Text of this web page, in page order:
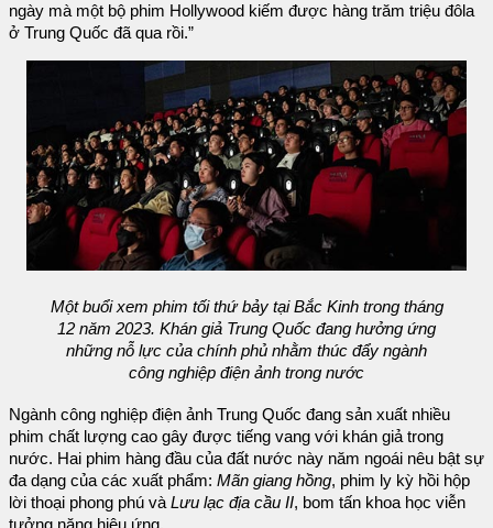
ngày mà một bộ phim Hollywood kiếm được hàng trăm triệu đôla
ở Trung Quốc đã qua rồi.”
Một buổi xem phim tối thứ bảy tại Bắc Kinh trong tháng
12 năm 2023. Khán giả Trung Quốc đang hưởng ứng
những nỗ lực của chính phủ nhằm thúc đẩy ngành
công nghiệp điện ảnh trong nước
Ngành công nghiệp điện ảnh Trung Quốc đang sản xuất nhiều
phim chất lượng cao gây được tiếng vang với khán giả trong
nước. Hai phim hàng đầu của đất nước này năm ngoái nêu bật sự
đa dạng của các xuất phẩm: Mãn giang hồng, phim ly kỳ hồi hộp
lời thoại phong phú và Lưu lạc địa cầu II, bom tấn khoa học viễn
tưởng nặng hiệu ứng.